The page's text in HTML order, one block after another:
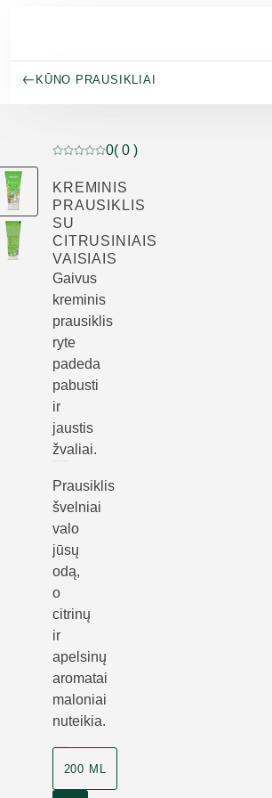
KŪNO PRAUSIKLIAI
Dabartinis įvertinimas: 0 iš 5
0( 0 )
KREMINIS
PRAUSIKLIS
SU
CITRUSINIAIS
VAISIAIS
Gaivus
kreminis
prausiklis
ryte
padeda
pabusti
ir
jaustis
žvaliai.
Prausiklis
švelniai
valo
jūsų
odą,
o
citrinų
ir
apelsinų
aromatai
maloniai
nuteikia.
200 ML